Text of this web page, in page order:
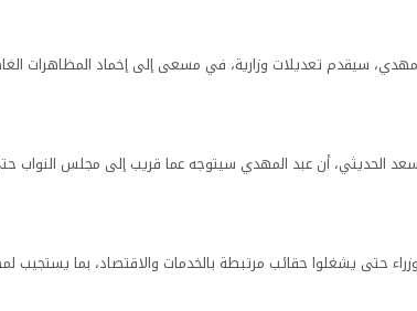
المهدي، سيقدم تعديلات وزارية، في مسعى إلى إخماد المظاهرات
الحديثي، أن عبد المهدي سيتوجه عما قريب إلى مجلس النواب
حتى يشغلوا حقائب مرتبطة بالخدمات والاقتصاد، بما يستجيب